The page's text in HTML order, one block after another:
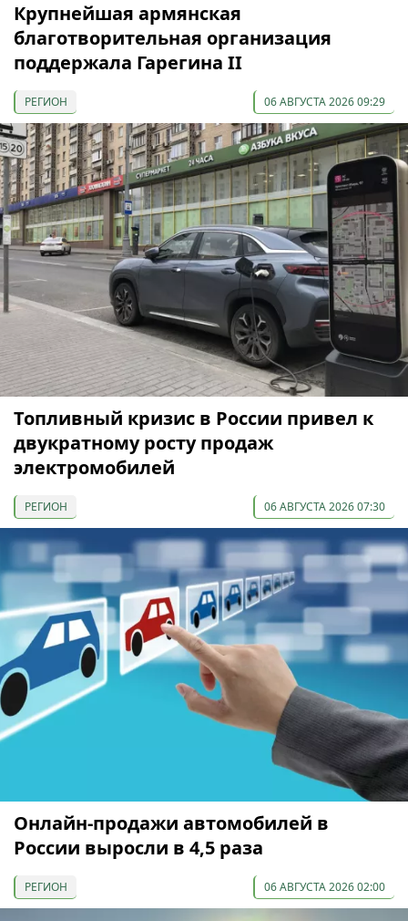
Крупнейшая армянская
благотворительная организация
поддержала Гарегина II
РЕГИОН 06 АВГУСТА 2026 09:29
Топливный кризис в России привел к
двукратному росту продаж
электромобилей
РЕГИОН 06 АВГУСТА 2026 07:30
Онлайн-продажи автомобилей в
России выросли в 4,5 раза
РЕГИОН 06 АВГУСТА 2026 02:00